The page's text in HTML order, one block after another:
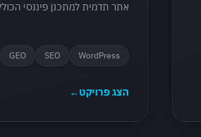
אתר תדמית למתכנן פיננסי
WordPress
SEO
GEO
הצג פרויקט ←